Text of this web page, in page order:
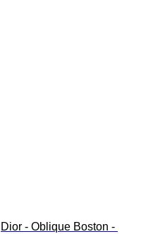
Dior - Oblique Boston -